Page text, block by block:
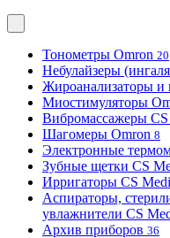
Тонометры Omron 20
Небулайзеры
Жироанализаторы и
Миостимуляторы
Вибромассажеры CS
Шагомеры Omron 8
Электронные
Зубные щетки CS
Ирригаторы CS
Аспираторы,
увлажнители CS
Архив приборов 36